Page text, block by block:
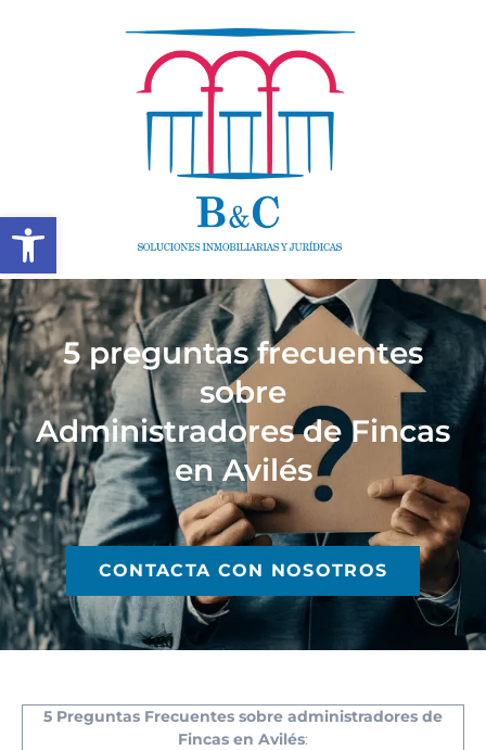
Abrir barra de herramientas
5 preguntas frecuentes
sobre
Administradores de Fincas
en Avilés
CONTACTA CON NOSOTROS
5 Preguntas Frecuentes sobre administradores de
Fincas en Avilés: